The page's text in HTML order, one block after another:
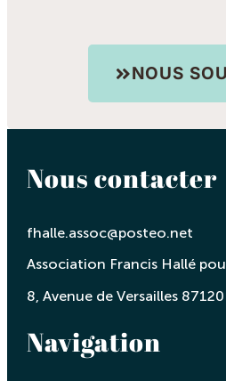
NOUS
Nous contacter
fhalle.assoc@posteo.net
Association Francis Hallé
8, Avenue de Versailles
Navigation